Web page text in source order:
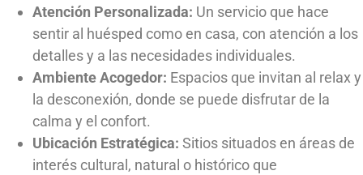
Atención Personalizada: Un servicio que hace
sentir al huésped como en casa, con atención a los
detalles y a las necesidades individuales.
Ambiente Acogedor: Espacios que invitan al relax y
la desconexión, donde se puede disfrutar de la
calma y el confort.
Ubicación Estratégica: Sitios situados en áreas de
interés cultural, natural o histórico que